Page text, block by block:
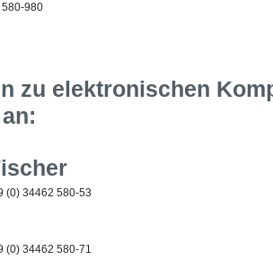
980
zu elektronischen
(0) 34462 580-53
(0) 34462 580-71